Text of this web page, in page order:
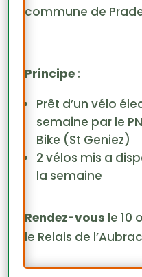
commune de
Principe :
Prêt d’un vélo
semaine par le
Bike (St Geniez)
2 vélos mis a
la semaine
Rendez-vous le 10
le Relais de